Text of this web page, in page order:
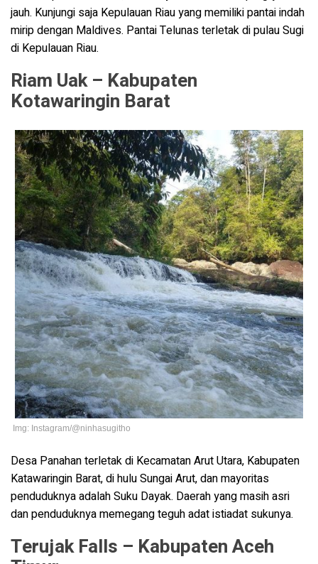
jauh. Kunjungi saja Kepulauan Riau yang memiliki pantai indah
mirip dengan Maldives. Pantai Telunas terletak di pulau Sugi
di Kepulauan Riau.
Riam Uak – Kabupaten
Kotawaringin Barat
Img: Instagram/@ninhasugitho
Desa Panahan terletak di Kecamatan Arut Utara, Kabupaten
Katawaringin Barat, di hulu Sungai Arut, dan mayoritas
penduduknya adalah Suku Dayak. Daerah yang masih asri
dan penduduknya memegang teguh adat istiadat sukunya.
Terujak Falls – Kabupaten Aceh